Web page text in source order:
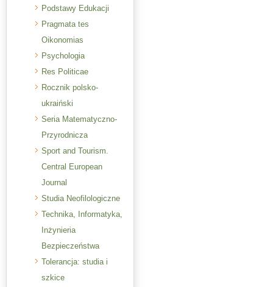
Podstawy Edukacji
Pragmata tes
Oikonomias
Psychologia
Res Politicae
Rocznik polsko-
ukraiński
Seria Matematyczno-
Przyrodnicza
Sport and Tourism.
Central European
Journal
Studia Neofilologiczne
Technika, Informatyka,
Inżynieria
Bezpieczeństwa
Tolerancja: studia i
szkice